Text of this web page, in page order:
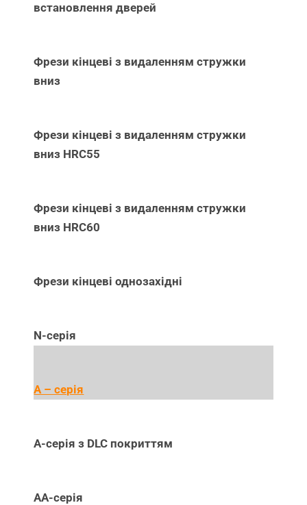
встановлення дверей
Фрези кінцеві з видаленням стружки
вниз
Фрези кінцеві з видаленням стружки
вниз НRC55
Фрези кінцеві з видаленням стружки
вниз НRC60
Фрези кінцеві однозахідні
N-серія
А – серія
А-серія з DLC покриттям
АА-серія